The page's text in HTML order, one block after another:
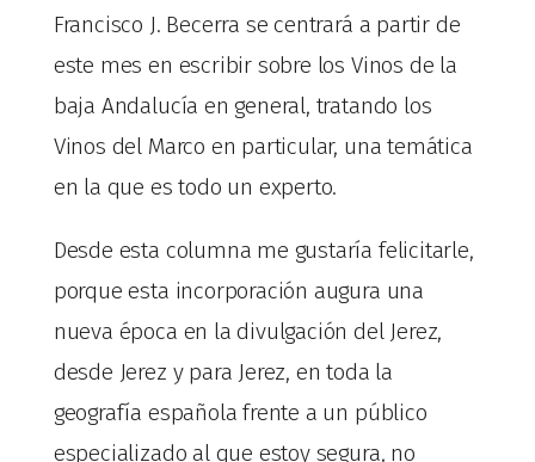
Francisco J. Becerra se centrará a partir de
este mes en escribir sobre los Vinos de la
baja Andalucía en general, tratando los
Vinos del Marco en particular, una temática
en la que es todo un experto.
Desde esta columna me gustaría felicitarle,
porque esta incorporación augura una
nueva época en la divulgación del Jerez,
desde Jerez y para Jerez, en toda la
geografía española frente a un público
especializado al que estoy segura, no